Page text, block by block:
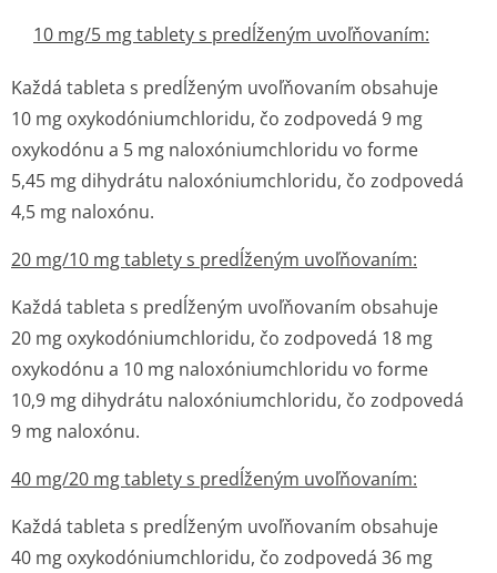
10 mg/5 mg tablety s predĺženým uvoľňovaním:
Každá tableta s predĺženým uvoľňovaním obsahuje
10 mg oxykodóniumchlo­ridu, čo zodpovedá 9 mg
oxykodónu a 5 mg naloxóniumchloridu vo forme
5,45 mg dihydrátu naloxóniumchloridu, čo zodpovedá
4,5 mg naloxónu.
20 mg/10 mg tablety s predĺženým uvoľňovaním:
Každá tableta s predĺženým uvoľňovaním obsahuje
20 mg oxykodóniumchlo­ridu, čo zodpovedá 18 mg
oxykodónu a 10 mg naloxóniumchloridu vo forme
10,9 mg dihydrátu naloxóniumchloridu, čo zodpovedá
9 mg naloxónu.
40 mg/20 mg tablety s predĺženým uvoľňovaním:
Každá tableta s predĺženým uvoľňovaním obsahuje
40 mg oxykodóniumchlo­ridu, čo zodpovedá 36 mg